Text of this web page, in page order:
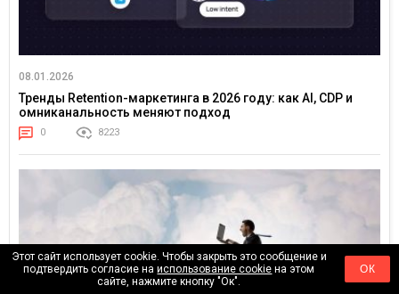
08.01.2026
Тренды Retention-маркетинга в 2026 году: как AI, CDP и
омниканальность меняют подход
0 8223
Этот сайт использует cookie. Чтобы закрыть это сообщение и
подтвердить согласие наиспользование cookie на этом
сайте, нажмите кнопку "Ок".
ОК